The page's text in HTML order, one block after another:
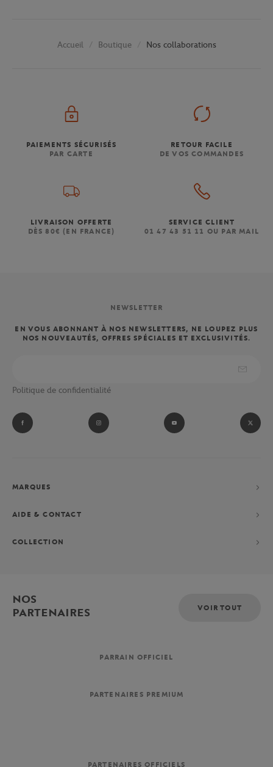
Accueil Boutique Nos collaborations
PAIEMENTS SÉCURISÉS
PAR CARTE
RETOUR FACILE
DE VOS COMMANDES
LIVRAISON OFFERTE
DÈS 80€ (EN FRANCE)
SERVICE CLIENT
01 47 43 51 11 OU PAR MAIL
NEWSLETTER
EN VOUS ABONNANT À NOS NEWSLETTERS, NE LOUPEZ PLUS
NOS NOUVEAUTÉS, OFFRES SPÉCIALES ET EXCLUSIVITÉS.
Politique de confidentialité
MARQUES
AIDE & CONTACT
COLLECTION
NOS
PARTENAIRES
VOIR TOUT
PARRAIN OFFICIEL
PARTENAIRES PREMIUM
PARTENAIRES OFFICIELS